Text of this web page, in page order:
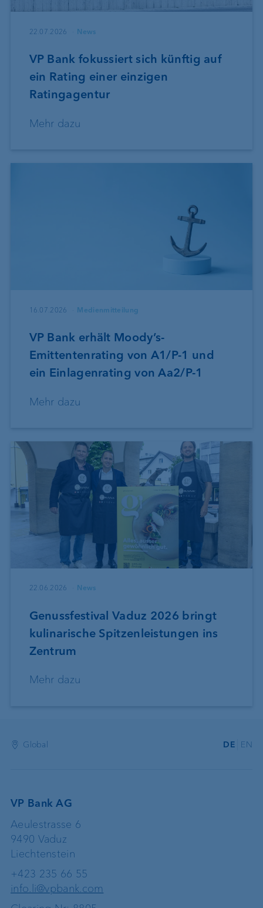
22.07.2026 News
VP Bank fokussiert sich künftig auf
ein Rating einer einzigen
Ratingagentur
Mehr dazu
16.07.2026 Medienmitteilung
VP Bank erhält Moody’s-
Emittentenrating von A1/P-1 und
ein Einlagenrating von Aa2/P-1
Mehr dazu
22.06.2026 News
Genussfestival Vaduz 2026 bringt
kulinarische Spitzenleistungen ins
Zentrum
Mehr dazu
Global DE EN
VP Bank AG
Aeulestrasse 6
9490 Vaduz
Liechtenstein
+423 235 66 55
info.li@vpbank.com